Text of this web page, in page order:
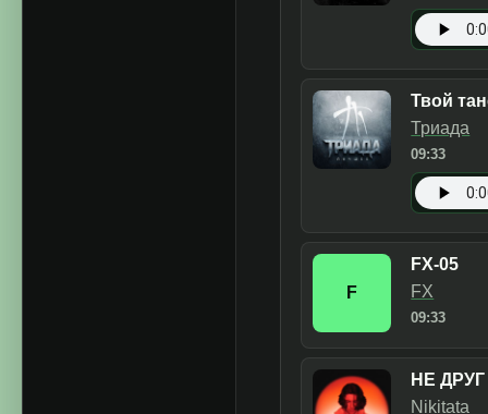
Твой
Триада
09:33
F
FX-05
FX
09:33
НЕ ДРУГ
Nikitata